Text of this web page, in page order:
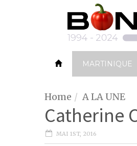
MARTINIQUE
Home A LA UNE
Catherine
MAI 1ST, 2016